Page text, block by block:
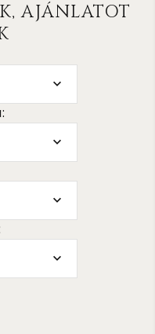
AJÁNLATOT